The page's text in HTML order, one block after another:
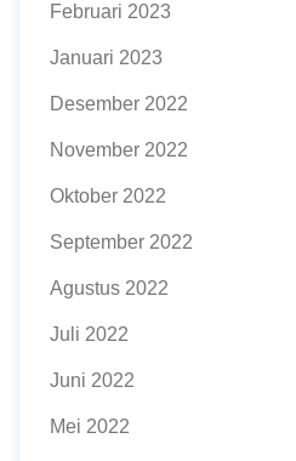
Februari 2023
Januari 2023
Desember 2022
November 2022
Oktober 2022
September 2022
Agustus 2022
Juli 2022
Juni 2022
Mei 2022